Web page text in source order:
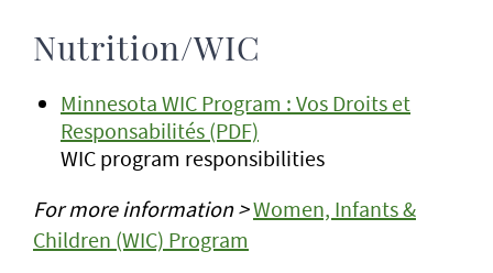
Nutrition/WIC
Minnesota WIC Program : Vos Droits et
Responsabilités (PDF)
WIC program responsibilities
For more information >Women, Infants &
Children (WIC) Program